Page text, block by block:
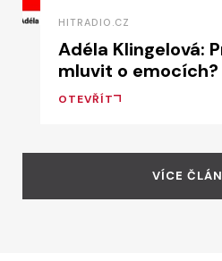
HITRADIO.CZ
Adéla Klingelová:
mluvit o emocích?
OTEVŘÍT
VÍCE